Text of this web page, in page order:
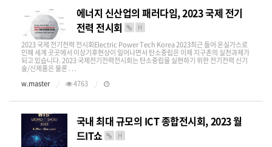
에너지 신산업의 패러다임, 2023 국제 전기
전력 전시회
H
2023 국제 전기전력 전시회Electric Power Tech Korea 2023​​최근 들어 온실가스로
인해 세계 곳곳에서 이상기후현상이 일어나면서 탄소중립은 이제 지구촌의 실천과제가
되고 있습니다. 2023 국제전기전력전시회는 탄소중립을 실현하기 위한 전기전력 신기
술/신제품은 물론 . . .
w.master
4763
국내 최대 규모의 ICT 종합전시회, 2023 월
드IT쇼
H